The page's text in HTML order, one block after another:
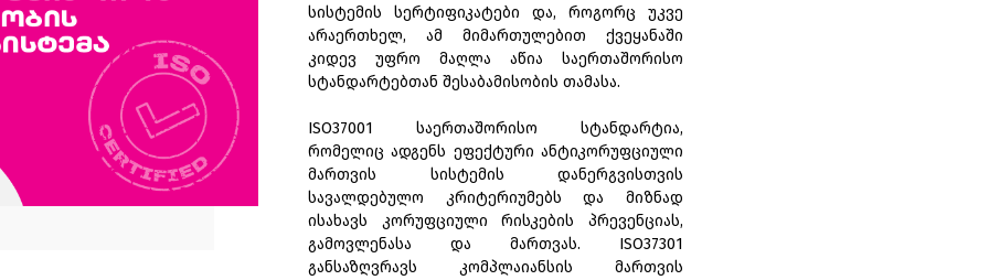
სისტემის სერტიფიკატები და, როგორც უკვე
არაერთხელ, ამ მიმართულებით ქვეყანაში
კიდევ უფრო მაღლა აწია საერთაშორისო
სტანდარტებთან შესაბამისობის თამასა.
ISO37001 საერთაშორისო სტანდარტია,
რომელიც ადგენს ეფექტური ანტიკორუფციული
მართვის სისტემის დანერგვისთვის
სავალდებულო კრიტერიუმებს და მიზნად
ისახავს კორუფციული რისკების პრევენციას,
გამოვლენასა და მართვას. ISO37301
განსაზღვრავს კომპლაიანსის მართვის